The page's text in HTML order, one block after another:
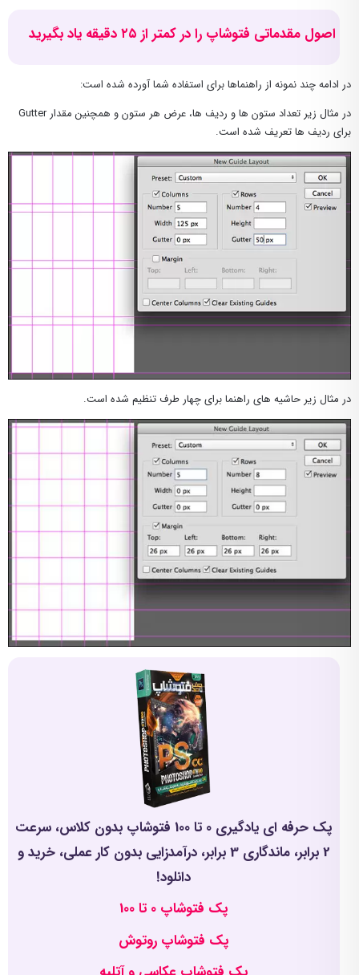
اصول مقدماتی فتوشاپ را در کمتر از ۲۵ دقیقه یاد بگیرید
در ادامه چند نمونه از راهنماها برای استفاده شما آورده شده است:
در مثال زیر تعداد ستون ها و ردیف ها، عرض هر ستون و همچنین مقدار Gutter
برای ردیف ها تعریف شده است.
در مثال زیر حاشیه های راهنما برای چهار طرف تنظیم شده است.
پک حرفه ای یادگیری 0 تا 100 فتوشاپ بدون کلاس، سرعت
2 برابر، ماندگاری 3 برابر، درآمدزایی بدون کار عملی، خرید و
دانلود!
پک فتوشاپ 0 تا 100
پک فتوشاپ روتوش